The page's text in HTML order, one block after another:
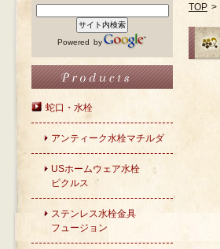
Powered by
蛇口・水栓
アンティーク水栓マチルダ
USホームウェア水栓
ピクルス
ステンレス水栓金具
フュージョン
TOP >